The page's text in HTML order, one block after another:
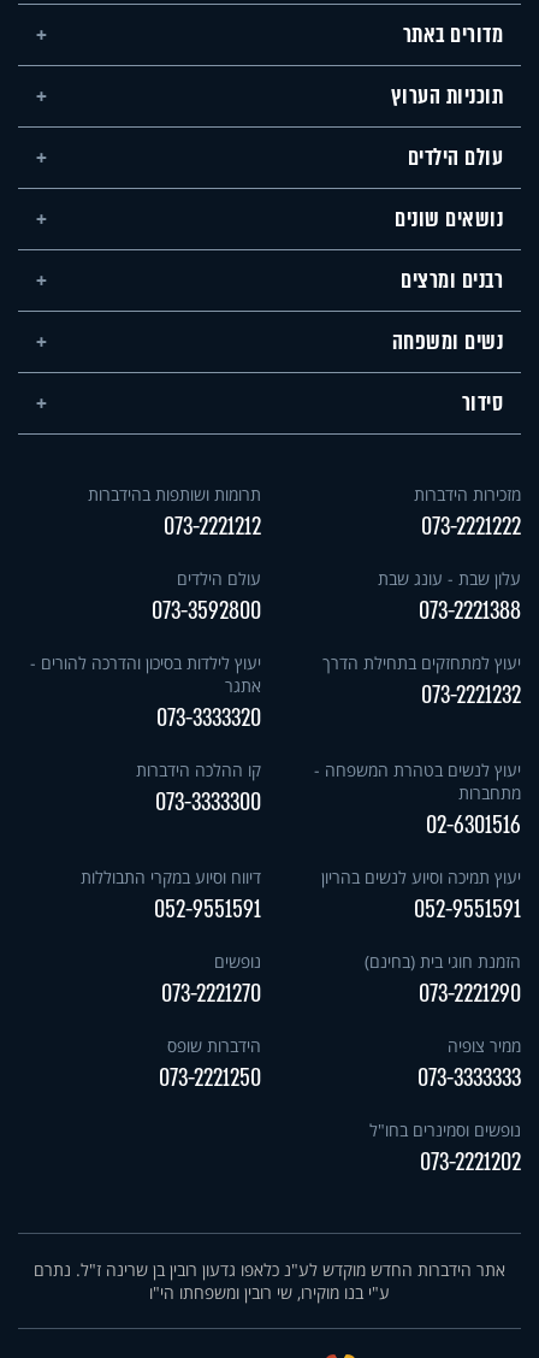
מדורים באתר
תוכניות הערוץ
עולם הילדים
נושאים שונים
רבנים ומרצים
נשים ומשפחה
סידור
מזכירות הידברות
073-2221222
תרומות ושותפות בהידברות
073-2221212
עלון שבת - עונג שבת
073-2221388
עולם הילדים
073-3592800
יעוץ למתחזקים בתחילת הדרך
073-2221232
יעוץ לילדות בסיכון והדרכה להורים -
אתגר
073-3333320
יעוץ לנשים בטהרת המשפחה -
מתחברות
02-6301516
קו ההלכה הידברות
073-3333300
יעוץ תמיכה וסיוע לנשים בהריון
052-9551591
דיווח וסיוע במקרי התבוללות
052-9551591
הזמנת חוגי בית (בחינם)
073-2221290
נופשים
073-2221270
ממיר צופיה
073-3333333
הידברות שופס
073-2221250
נופשים וסמינרים בחו"ל
073-2221202
אתר הידברות החדש מוקדש לע"נ כלאפו גדעון רובין בן שרינה ז"ל. נתרם
ע"י בנו מוקירו, שי רובין ומשפחתו הי"ו